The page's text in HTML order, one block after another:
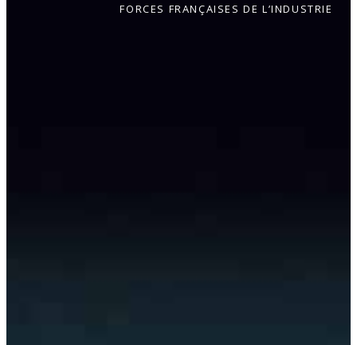
FORCES FRANÇAISES DE L’INDUSTRIE